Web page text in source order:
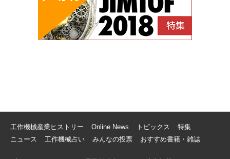
工作機械産業ヒストリー Online News トピックス
特集
ニュース
工作機械占い みんなの投票 おすすめ書籍・雑誌